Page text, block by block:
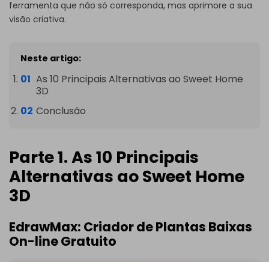
ferramenta que não só corresponda, mas aprimore a sua
visão criativa.
Neste artigo:
As 10 Principais Alternativas ao Sweet Home
3D
Conclusão
Parte 1. As 10 Principais
Alternativas ao Sweet Home
3D
EdrawMax: Criador de Plantas Baixas
On-line Gratuito